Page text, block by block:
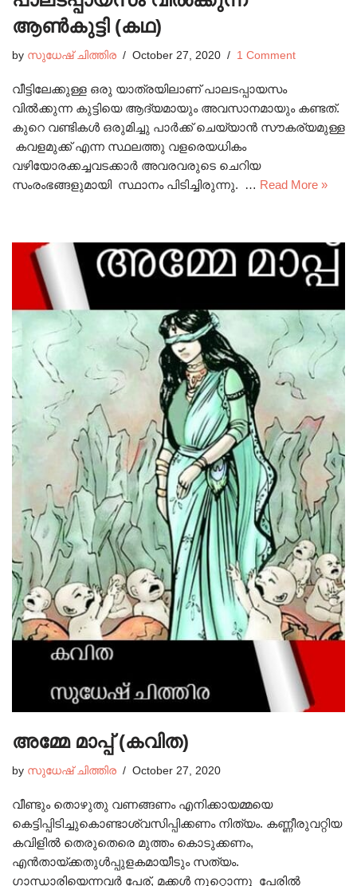
ആൺകുട്ടി (കഥ)
by സുധേഷ്‌ ചിത്തിര October 27, 2020 1 Comment
വീട്ടിലേക്കുള്ള ഒരു യാത്രയിലാണ് പാലടപ്പായസം
വിൽക്കുന്ന കുട്ടിയെ ആദ്യമായും അവസാനമായും കണ്ടത്.
കുറെ വണ്ടികൾ ഒരുമിച്ചു പാർക്ക് ചെയ്യാൻ സൗകര്യമുള്ള
കവളമുക്ക് എന്ന സ്ഥലത്തു വളരെയധികം
വഴിയോരക്കച്ചവടക്കാർ അവരവരുടെ ചെറിയ
സംരംഭങ്ങളുമായി സ്ഥാനം പിടിച്ചിരുന്നു. … Read More »
അമ്മേ മാപ്പ് (കവിത)
by സുധേഷ്‌ ചിത്തിര October 27, 2020
വീണ്ടും തൊഴുതു വണങ്ങണം എനിക്കായമ്മയെ
കെട്ടിപ്പിടിച്ചുകൊണ്ടാശ്വസിപ്പിക്കണം നിത്യം. കണ്ണീരുവറ്റിയ
കവിളിൽ തെരുതെരെ മുത്തം കൊടുക്കണം,
എൻതായ്ക്കതുൾപ്പുളകമായീടും സത്യം.
ഗാന്ധാരിയെന്നവർ പേര്, മക്കൾ നൂറ്റൊന്നു പേരിൽ